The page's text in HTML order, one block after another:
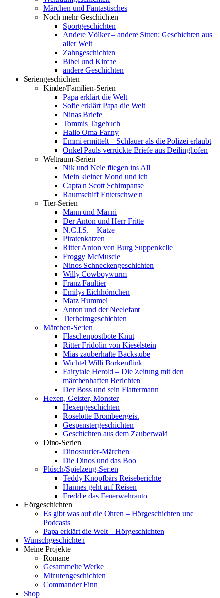
Märchen und Fantastisches
Noch mehr Geschichten
Sportgeschichten
Andere Völker – andere Sitten: Geschichten aus
aller Welt
Zahngeschichten
Bibel und Kirche
andere Geschichten
Seriengeschichten
Kinder/Familien-Serien
Papa erklärt die Welt
Sofie erklärt Papa die Welt
Ninas Briefe
Tommis Tagebuch
Hallo Oma Fanny
Emmi ermittelt – Schlauer als die Polizei erlaubt
Onkel Pauls verrückte Briefe aus Deilinghofen
Weltraum-Serien
Nik und Nele fliegen ins All
Mein kleiner Mond und ich
Captain Scott Schimpanse
Raumschiff Enterschwein
Tier-Serien
Mann und Manni
Der Anton und Herr Fritte
N.C.I.S. – Katze
Piratenkatzen
Ritter Anton von Burg Suppenkelle
Froggy McMuscle
Ninos Schneckengeschichten
Willy Cowboywurm
Franz Faultier
Emilys Eichhörnchen
Matz Hummel
Anton und der Neelefant
Tierheimgeschichten
Märchen-Serien
Flaschenpostbote Knut
Ritter Fridolin von Kieselstein
Mias zauberhafte Backstube
Wichtel Willi Borkenflink
Fairytale Herold – Die Zeitung mit den
märchenhaften Berichten
Der Boss und sein Flattermann
Hexen, Geister, Monster
Hexengeschichten
Roselotte Brombeergeist
Gespenstergeschichten
Geschichten aus dem Zauberwald
Dino-Serien
Dinosaurier-Märchen
Die Dinos und das Boo
Plüsch/Spielzeug-Serien
Teddy Knopfbärs Reiseberichte
Hannes geht auf Reisen
Freddie das Feuerwehrauto
Hörgeschichten
Es gibt was auf die Ohren – Hörgeschichten und
Podcasts
Papa erklärt die Welt – Hörgeschichten
Wunschgeschichten
Meine Projekte
Romane
Gesammelte Werke
Minutengeschichten
Commander Finn
Shop